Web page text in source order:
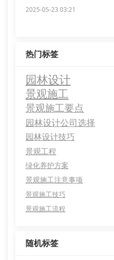
2025-05-23 03:21
热门标签
园林设计
景观施工
景观施工要点
园林设计公司选择
园林设计技巧
景观工程
绿化养护方案
景观施工注意事项
景观施工技巧
景观施工流程
随机标签